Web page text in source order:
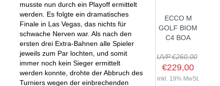
DRIVER
FAIRWAYHÖLZER
EISENSÄTZE
WEDGES
HYBRIDS
DRIVING EISEN
BAGS
CARTBAGS
STANDBAGS
TRAVELBAGS
SONSTIGE BAGS
TROLLIES
PUSH- & PULLTROLLIES
ELEKTROTROLLIES
TROLLEY ZUBEHÖR
BÄLLE
GOLFBÄLLE
LOGOBÄLLE
SCHUHE
HERREN GOLFSCHUHE
DAMEN GOLFSCHUHE
BEKLEIDUNG
HERREN
HANDSCHUHE
musste nun durch ein Playoff ermittelt
werden. Es folgte ein dramatisches
Finale in Las Vegas, das nichts für
schwache Nerven war. Als nach den
ersten drei Extra-Bahnen alle Spieler
jeweils zum Par lochten, und somit
immer noch kein Sieger ermittelt
werden konnte, drohte der Abbruch des
Turniers wegen der einbrechenden
ECCO M
GOLF BIOM
C4 BOA
UVP €260,00
€229,00
inkl. 19% MwSt.